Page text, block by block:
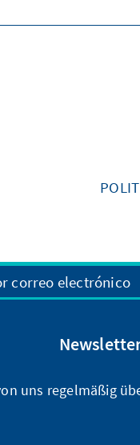
correo electrónico
uns regelmäßig